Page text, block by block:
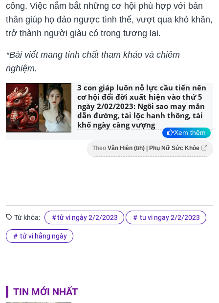
công. Việc nắm bắt những cơ hội phù hợp với bản
thân giúp họ đảo ngược tình thế, vượt qua khó khăn,
trở thành người giàu có trong tương lai.
*Bài viết mang tính chất tham khảo và chiêm
nghiệm.
3 con giáp luôn nỗ lực cầu tiến nên
cơ hội đổi đời xuất hiện vào thứ 5
ngày 2/02/2023: Ngôi sao may mắn
dẫn đường, tài lộc hanh thông, tài
khố ngày càng vượng
Xem thêm
Theo Văn Hiên (t/h) | Phụ Nữ Sức Khỏe
Từ khóa: tử vi ngày 2/2/2023 tu vi ngay 2/2/2023
tử vi hằng ngày
TIN MỚI NHẤT